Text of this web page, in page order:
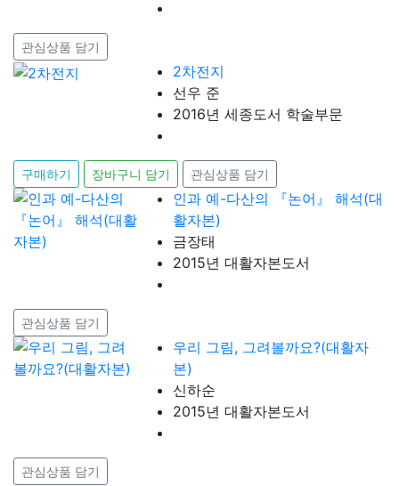
관심상품 담기
2차전지
선우 준
2016년 세종도서 학술부문
구매하기 장바구니 담기 관심상품 담기
인과 예-다산의 『논어』 해석(대
활자본)
금장태
2015년 대활자본도서
관심상품 담기
우리 그림, 그려볼까요?(대활자
본)
신하순
2015년 대활자본도서
관심상품 담기